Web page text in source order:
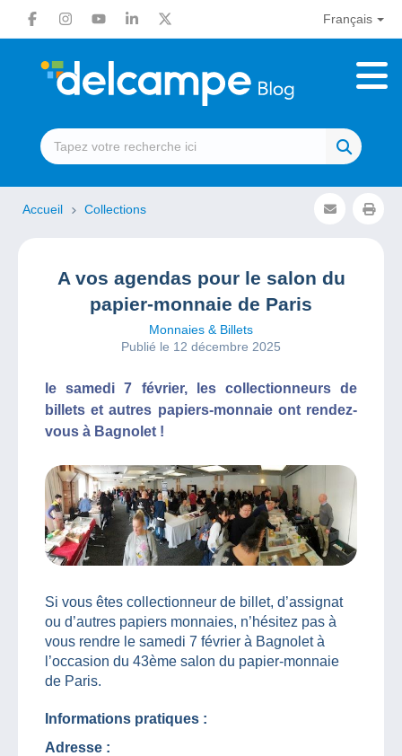
Français
Accueil Collections
A vos agendas pour le salon du
papier-monnaie de Paris
Monnaies & Billets
Publié le 12 décembre 2025
le samedi 7 février, les collectionneurs de
billets et autres papiers-monnaie ont rendez-
vous à Bagnolet !
Si vous êtes collectionneur de billet, d’assignat
ou d’autres papiers monnaies, n’hésitez pas à
vous rendre le samedi 7 février à Bagnolet à
l’occasion du 43ème salon du papier-monnaie
de Paris.
Informations pratiques :
Adresse :